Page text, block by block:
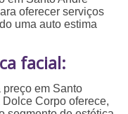
oferecer serviços
uma auto estima
facial:
em Santo
Corpo oferece,